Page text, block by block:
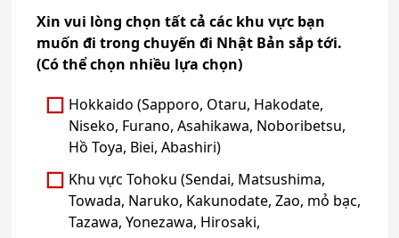
Xin vui lòng chọn tất cả các khu vực bạn
muốn đi trong chuyến đi Nhật Bản sắp tới.
(Có thể chọn nhiều lựa chọn)
Hokkaido (Sapporo, Otaru, Hakodate,
Niseko, Furano, Asahikawa, Noboribetsu,
Hồ Toya, Biei, Abashiri)
Khu vực Tohoku (Sendai, Matsushima,
Towada, Naruko, Kakunodate, Zao, mỏ bạc,
Tazawa, Yonezawa, Hirosaki,